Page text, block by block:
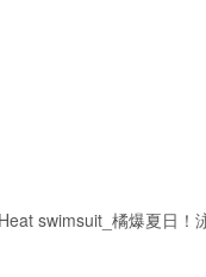
swimsuit_橘爆夏日！